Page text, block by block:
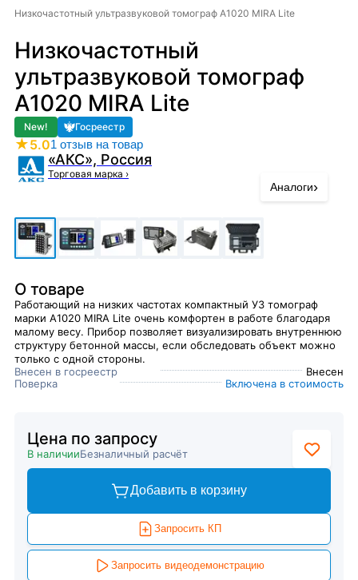
Низкочастотный ультразвуковой томограф A1020 MIRA Lite
Низкочастотный
ультразвуковой томограф
A1020 MIRA Lite
New! Госреестр
★5.01 отзыв на товар
«АКС», Россия
Торговая марка ›
Аналоги›
О товаре
Работающий на низких частотах компактный УЗ томограф
марки A1020 MIRA Lite очень комфортен в работе благодаря
малому весу. Прибор позволяет визуализировать внутреннюю
структуру бетонной массы, если обследовать объект можно
только с одной стороны.
Внесен в госреестр
Внесен
Поверка
Включена в стоимость
Цена по запросу
В наличииБезналичный расчёт
Добавить в корзину
Запросить КП
Запросить видеодемонстрацию